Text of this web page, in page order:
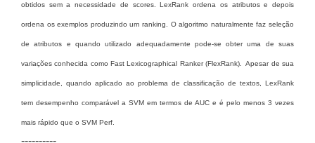
obtidos sem a necessidade de scores. LexRank ordena os atributos e depois
ordena os exemplos produzindo um ranking. O algoritmo naturalmente faz seleção
de atributos e quando utilizado adequadamente pode-se obter uma de suas
variações conhecida como Fast Lexicographical Ranker (FlexRank). Apesar de sua
simplicidade, quando aplicado ao problema de classificação de textos, LexRank
tem desempenho comparável a SVM em termos de AUC e é pelo menos 3 vezes
mais rápido que o SVM Perf.
----------